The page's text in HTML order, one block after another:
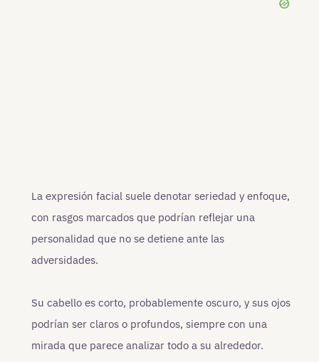
La expresión facial suele denotar seriedad y enfoque,
con rasgos marcados que podrían reflejar una
personalidad que no se detiene ante las
adversidades.
Su cabello es corto, probablemente oscuro, y sus ojos
podrían ser claros o profundos, siempre con una
mirada que parece analizar todo a su alrededor.